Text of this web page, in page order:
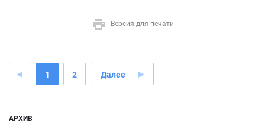
Версия для печати
1 2 Далее
АРХИВ